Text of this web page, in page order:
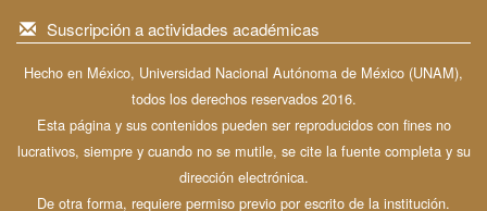
Suscripción a actividades académicas
Hecho en México, Universidad Nacional Autónoma de México (UNAM),
todos los derechos reservados 2016.
Esta página y sus contenidos pueden ser reproducidos con fines no
lucrativos, siempre y cuando no se mutile, se cite la fuente completa y su
dirección electrónica.
De otra forma, requiere permiso previo por escrito de la institución.